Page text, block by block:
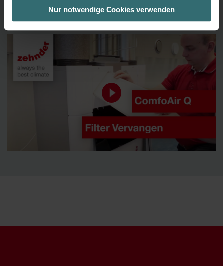
bestmögliche Nutzererfahrung zu ermöglichen und Ihnen
selbstverständlich über einen Link in der Datenschutzerklärung
widerrufen.
Datenschutzerklärung der Zehnder Group
Zehnder Group AG: Data Privacy
Zehnder Group België nv/sa: Déclarations de confidentialité
Zehnder Group Czech Republic s.r.o.: Zásady ochrany
Zehnder Group France: Protection des données
Zehnder Group Ibérica SAU: Política de privacidad
Zehnder Group Italia S.r.l.: Privacy
danych Zehnder
Nur notwendige Cookies verwenden
stof tegen.